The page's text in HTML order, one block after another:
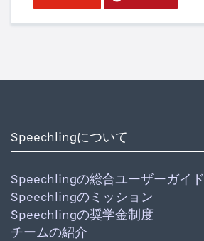
Speechlingについて
Speechlingの総合ユーザーガイド
Speechlingのミッション
Speechlingの奨学金制度
チームの紹介